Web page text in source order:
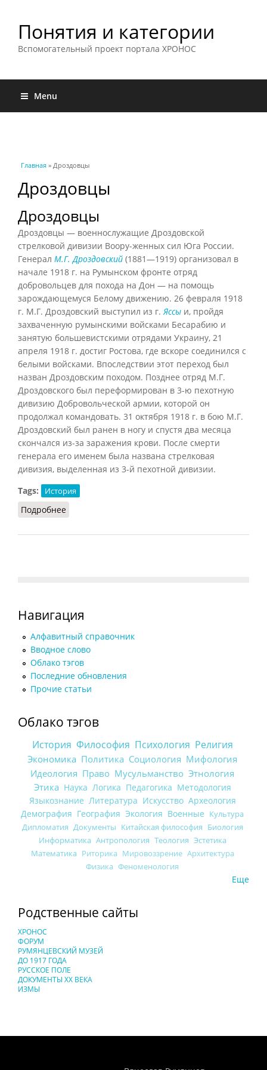
Понятия и категории
Вспомогательный проект портала ХРОНОС
Menu
Вы здесь
Главная » Дроздовцы
Дроздовцы
Дроздовцы
Дроздовцы — военнослужащие Дроздовской
стрелковой дивизии Воору-женных сил Юга России.
Генерал М.Г. Дроздовский (1881—1919) организовал в
начале 1918 г. на Румынском фронте отряд
добровольцев для похода на Дон — на помощь
зарождающемуся Белому движению. 26 февраля 1918
г. М.Г. Дроздовский выступил из г. Яссы и, пройдя
захваченную румынскими войсками Бесарабию и
занятую большевистскими отрядами Украину, 21
апреля 1918 г. достиг Ростова, где вскоре соединился с
белыми войсками. Впоследствии этот переход был
назван Дроздовским походом. Позднее отряд М.Г.
Дроздовского был переформирован в 3-ю пехотную
дивизию Добровольческой армии, которой он
продолжал командовать. 31 октября 1918 г. в бою М.Г.
Дроздовский был ранен в ногу и спустя два месяца
скончался из-за заражения крови. После смерти
генерала его именем была названа стрелковая
дивизия, выделенная из 3-й пехотной дивизии.
Tags:
История
Подробнее
Навигация
Алфавитный справочник
Вводное слово
Облако тэгов
Последние обновления
Прочие статьи
Облако тэгов
История Философия Психология Религия
Экономика Политика Социология Мифология
Идеология Право Мусульманство Этнология
Этика Наука Логика Педагогика Методология
Языкознание Литература Искусство Археология
Демография География Экология Военные Культура
Дипломатия Документы Китайская философия Биология
Информатика Антропология Теология Эстетика
Математика Риторика Мировоззрение Архитектура
Физика Феноменология
Еще
Родственные сайты
ХРОНОС
ФОРУМ
РУМЯНЦЕВСКИЙ МУЗЕЙ
ДО 1917 ГОДА
РУССКОЕ ПОЛЕ
ДОКУМЕНТЫ XX ВЕКА
ИЗМЫ